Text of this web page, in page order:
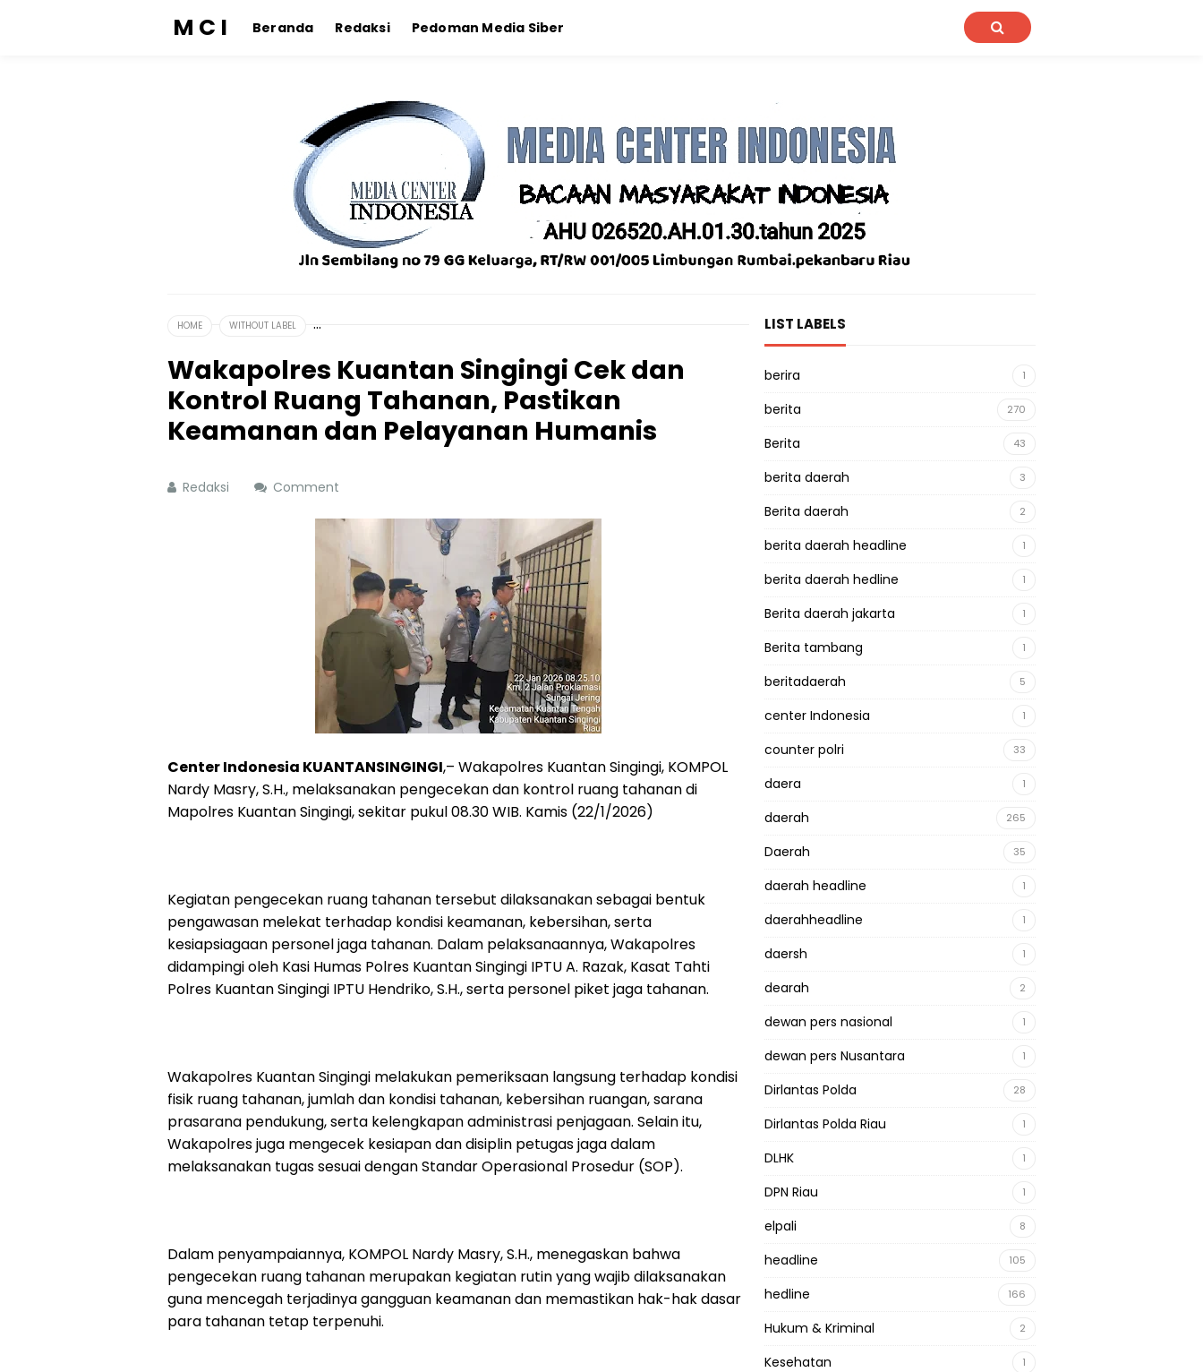
M C I Beranda Redaksi Pedoman Media Siber
HOME WITHOUT LABEL
Wakapolres Kuantan Singingi Cek dan
Kontrol Ruang Tahanan, Pastikan
Keamanan dan Pelayanan Humanis
Redaksi Comment
Center Indonesia KUANTANSINGINGI,– Wakapolres Kuantan Singingi, KOMPOL
Nardy Masry, S.H., melaksanakan pengecekan dan kontrol ruang tahanan di
Mapolres Kuantan Singingi, sekitar pukul 08.30 WIB. Kamis (22/1/2026)
Kegiatan pengecekan ruang tahanan tersebut dilaksanakan sebagai bentuk
pengawasan melekat terhadap kondisi keamanan, kebersihan, serta
kesiapsiagaan personel jaga tahanan. Dalam pelaksanaannya, Wakapolres
didampingi oleh Kasi Humas Polres Kuantan Singingi IPTU A. Razak, Kasat Tahti
Polres Kuantan Singingi IPTU Hendriko, S.H., serta personel piket jaga tahanan.
Wakapolres Kuantan Singingi melakukan pemeriksaan langsung terhadap kondisi
fisik ruang tahanan, jumlah dan kondisi tahanan, kebersihan ruangan, sarana
prasarana pendukung, serta kelengkapan administrasi penjagaan. Selain itu,
Wakapolres juga mengecek kesiapan dan disiplin petugas jaga dalam
melaksanakan tugas sesuai dengan Standar Operasional Prosedur (SOP).
Dalam penyampaiannya, KOMPOL Nardy Masry, S.H., menegaskan bahwa
pengecekan ruang tahanan merupakan kegiatan rutin yang wajib dilaksanakan
guna mencegah terjadinya gangguan keamanan dan memastikan hak-hak dasar
para tahanan tetap terpenuhi.
LIST LABELS
berira 1
berita 270
Berita 43
berita daerah 3
Berita daerah 2
berita daerah headline 1
berita daerah hedline 1
Berita daerah jakarta 1
Berita tambang 1
beritadaerah 5
center Indonesia 1
counter polri 33
daera 1
daerah 265
Daerah 35
daerah headline 1
daerahheadline 1
daersh 1
dearah 2
dewan pers nasional 1
dewan pers Nusantara 1
Dirlantas Polda 28
Dirlantas Polda Riau 1
DLHK 1
DPN Riau 1
elpali 8
headline 105
hedline 166
Hukum & Kriminal 2
Kesehatan 1